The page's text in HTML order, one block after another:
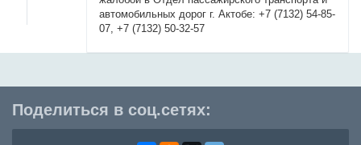
автомобильных дорог г. Актобе: +7 (7132) 54-85-
07, +7 (7132) 50-32-57
Поделиться в соц.сетях: